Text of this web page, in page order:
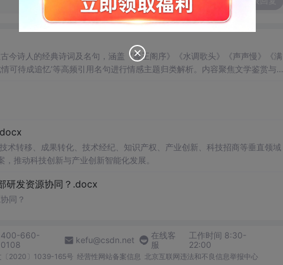
今诗人的经典诗词及名句，涵盖《滕王阁序》《水调歌头》《声声慢》《满
可待成追忆’等高频引用名句进行情感主题归类解析。内容聚焦文学鉴赏与人
转移、成果转化、技术经纪、知识产权、产业创新、科技招商等垂直领域
推动科技创新与产业创新智能化发展。
研发资源协同？.docx
同？
400-660-
0108
kefu@csdn.net
在线客
服
工作时间 8:30-
22:00
〔2020〕1039-165号 经营性网站备案信息 北京互联网违法和不良信息举报中心